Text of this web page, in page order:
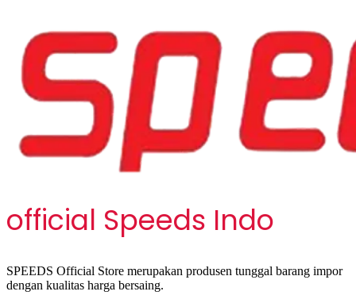
official Speeds Indo
SPEEDS Official Store merupakan produsen tunggal barang impor
dengan kualitas harga bersaing.